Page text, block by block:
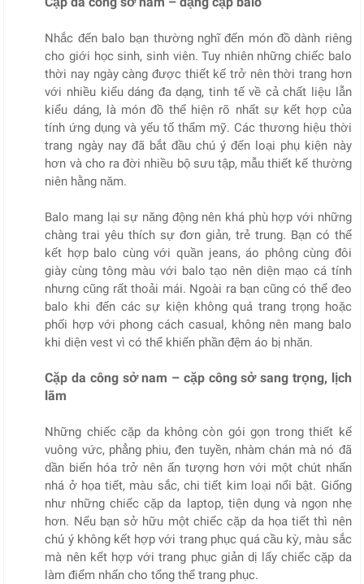
Nhắc đến balo bạn thường nghĩ đến món đồ dành riêng
cho giới học sinh, sinh viên. Tuy nhiên những chiếc balo
thời nay ngày càng được thiết kế trở nên thời trang hơn
với nhiều kiểu dáng đa dạng, tinh tế về cả chất liệu lẫn
kiểu dáng, là món đồ thể hiện rõ nhất sự kết hợp của
tính ứng dụng và yếu tố thẩm mỹ. Các thương hiệu thời
trang ngày nay đã bắt đầu chú ý đến loại phụ kiện này
hơn và cho ra đời nhiều bộ sưu tập, mẫu thiết kế thường
niên hằng năm.
Balo mang lại sự năng động nên khá phù hợp với những
chàng trai yêu thích sự đơn giản, trẻ trung. Bạn có thể
kết hợp balo cùng với quần jeans, áo phông cùng đôi
giày cùng tông màu với balo tạo nên diện mạo cá tính
nhưng cũng rất thoải mái. Ngoài ra bạn cũng có thể đeo
balo khi đến các sự kiện không quá trang trọng hoặc
phối hợp với phong cách casual, không nên mang balo
khi diện vest vì có thể khiến phần đệm áo bị nhăn.
Cặp da công sở nam – cặp công sở sang trọng, lịch
lãm
Những chiếc cặp da không còn gói gọn trong thiết kế
vuông vức, phẳng phiu, đen tuyền, nhàm chán mà nó đã
dần biến hóa trở nên ấn tượng hơn với một chút nhấn
nhá ở họa tiết, màu sắc, chi tiết kim loại nổi bật. Giống
như những chiếc cặp da laptop, tiện dụng và ngọn nhẹ
hơn. Nếu bạn sở hữu một chiếc cặp da họa tiết thì nên
chú ý không kết hợp với trang phục quá cầu kỳ, màu sắc
mà nên kết hợp với trang phục giản dị lấy chiếc cặp da
làm điểm nhấn cho tổng thể trang phục.